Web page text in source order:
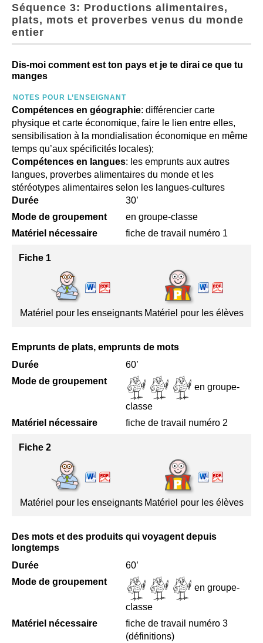
Séquence 3: Productions alimentaires,
plats, mots et proverbes venus du monde
entier
Dis-moi comment est ton pays et je te dirai ce que tu
manges
NOTES POUR L’ENSEIGNANT
Compétences en géographie: différencier carte
physique et carte économique, faire le lien entre elles,
sensibilisation à la mondialisation économique en même
temps qu’aux spécificités locales);
Compétences en langues: les emprunts aux autres
langues, proverbes alimentaires du monde et les
stéréotypes alimentaires selon les langues-cultures
Durée
30’
Mode de groupement
en groupe-classe
Matériel nécessaire
fiche de travail numéro 1
Fiche 1
Matériel pour les enseignants Matériel pour les élèves
Emprunts de plats, emprunts de mots
Durée
60’
Mode de groupement
en groupe-
classe
Matériel nécessaire
fiche de travail numéro 2
Fiche 2
Matériel pour les enseignants Matériel pour les élèves
Des mots et des produits qui voyagent depuis
longtemps
Durée
60’
Mode de groupement
en groupe-
classe
Matériel nécessaire
fiche de travail numéro 3
(définitions)